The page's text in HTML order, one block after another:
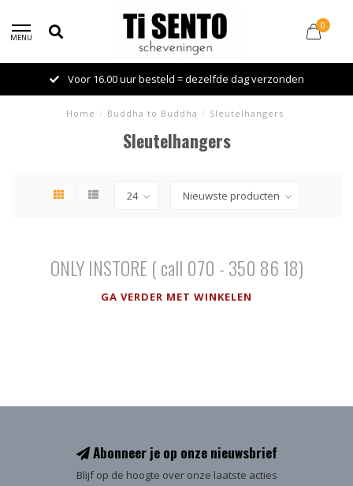
MENU
0
Voor 16.00 uur besteld = dezelfde dag verzonden
Home / Buddha to Buddha / Sleutelhangers
Sleutelhangers
ONLY INSTORE ( call 070 - 350 86 18)
GA VERDER MET WINKELEN
Abonneer je op onze nieuwsbrief
Blijf op de hoogte over onze laatste acties